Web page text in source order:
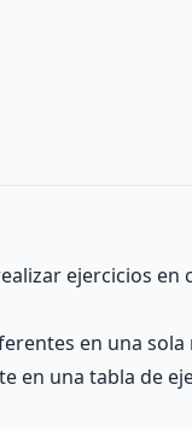
ejercicios en
en una sola
en una tabla de